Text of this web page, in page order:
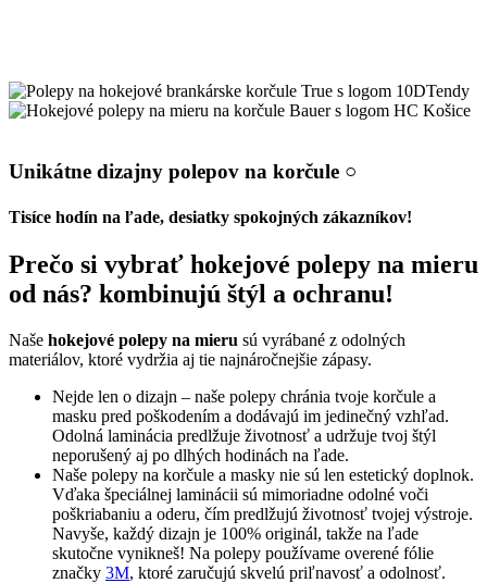
Unikátne dizajny polepov na korčule ○
Tisíce hodín na ľade, desiatky spokojných zákazníkov!
Prečo si vybrať hokejové polepy na mieru
od nás? kombinujú štýl a ochranu!
Naše hokejové polepy na mieru sú vyrábané z odolných
materiálov, ktoré vydržia aj tie najnáročnejšie zápasy.
Nejde len o dizajn – naše polepy chránia tvoje korčule a
masku pred poškodením a dodávajú im jedinečný vzhľad.
Odolná laminácia predlžuje životnosť a udržuje tvoj štýl
neporušený aj po dlhých hodinách na ľade.
Naše polepy na korčule a masky nie sú len estetický doplnok.
Vďaka špeciálnej laminácii sú mimoriadne odolné voči
poškriabaniu a oderu, čím predlžujú životnosť tvojej výstroje.
Navyše, každý dizajn je 100% originál, takže na ľade
skutočne vynikneš! Na polepy používame overené fólie
značky 3M, ktoré zaručujú skvelú priľnavosť a odolnosť.